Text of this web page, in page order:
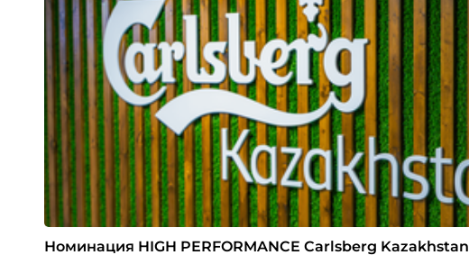
Номинация HIGH PERFORMANCE Carlsberg Kazakhstan